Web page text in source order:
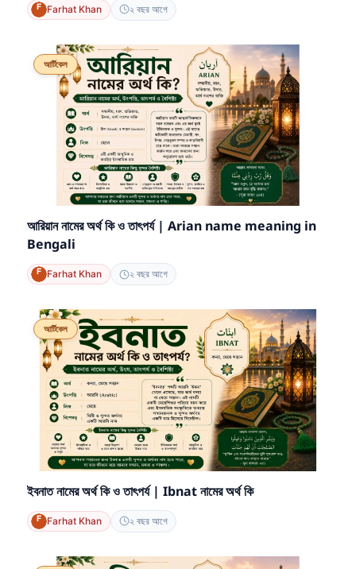
Farhat Khan ২ বছর আগে
আর্টিকেল
আরিয়ান নামের অর্থ কি ও তাৎপর্য | Arian name meaning in
Bengali
Farhat Khan ২ বছর আগে
আর্টিকেল
ইবনাত নামের অর্থ কি ও তাৎপর্য | Ibnat নামের অর্থ কি
Farhat Khan ২ বছর আগে